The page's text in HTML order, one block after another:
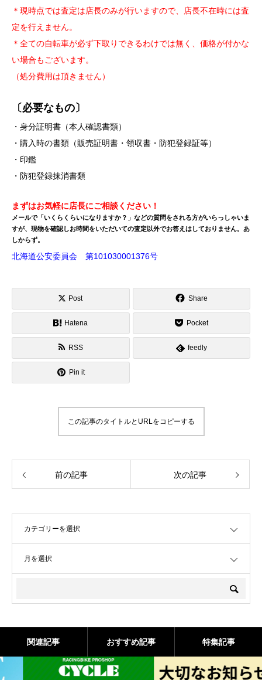
＊現時点では査定は店長のみが行いますので、店長不在時には査
定を行えません。
＊全ての自転車が必ず下取りできるわけでは無く、価格が付かな
い場合もございます。
（処分費用は頂きません）
〔必要なもの〕
・身分証明書（本人確認書類）
・購入時の書類（販売証明書・領収書・防犯登録証等）
・印鑑
・防犯登録抹消書類
まずはお気軽に店長にご相談ください！
メールで「いくらくらいになりますか？」などの質問をされる方がいらっしゃいま
すが、現物を確認しお時間をいただいての査定以外でお答えはしておりません。あ
しからず。
北海道公安委員会 第101030001376号
Post Share
Hatena Pocket
RSS feedly
Pin it
この記事のタイトルとURLをコピーする
前の記事 次の記事
関連記事 おすすめ記事 特集記事